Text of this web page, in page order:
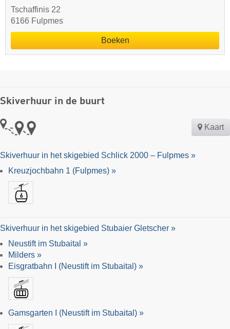
Tschaffinis 22
6166 Fulpmes
Boeken
Skiverhuur in de buurt
Kaart
Skiverhuur in het skigebied Schlick 2000 – Fulpmes »
Kreuzjochbahn 1 (Fulpmes) »
Skiverhuur in het skigebied Stubaier Gletscher »
Neustift im Stubaital »
Milders »
Eisgratbahn I (Neustift im Stubaital) »
Gamsgarten I (Neustift im Stubaital) »